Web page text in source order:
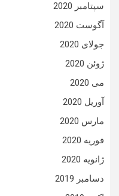
سپتامبر 2020
آگوست 2020
جولای 2020
ژوئن 2020
می 2020
آوریل 2020
مارس 2020
فوریه 2020
ژانویه 2020
دسامبر 2019